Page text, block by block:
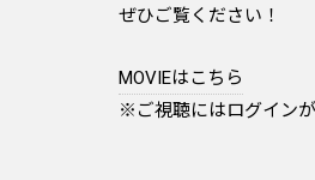
ぜひご覧ください！
MOVIEはこちら
※ご視聴にはログイン